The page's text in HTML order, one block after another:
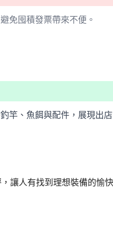
免囤積發票帶來不便。
竿、魚餌與配件，展現出
讓人有找到理想裝備的愉